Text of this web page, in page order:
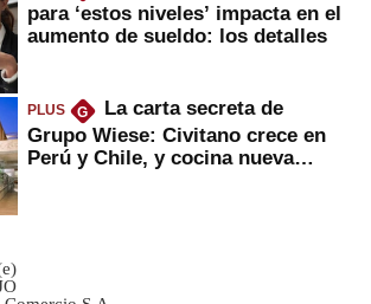
para ‘estos niveles’ impacta en el
aumento de sueldo: los detalles
PLUS G
La carta secreta de
Grupo Wiese: Civitano crece en
Perú y Chile, y cocina nueva